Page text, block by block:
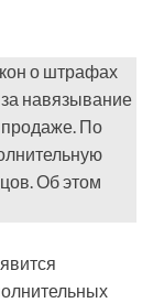
о штрафах
навязывание
продаже. По
Об этом